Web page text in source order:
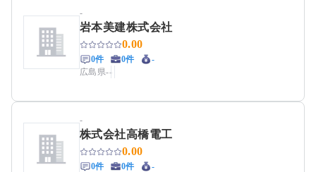
-
岩本美建株式会社
0.00
0件 0件
-
広島県--
-
株式会社高橋電工
0.00
0件 0件
-